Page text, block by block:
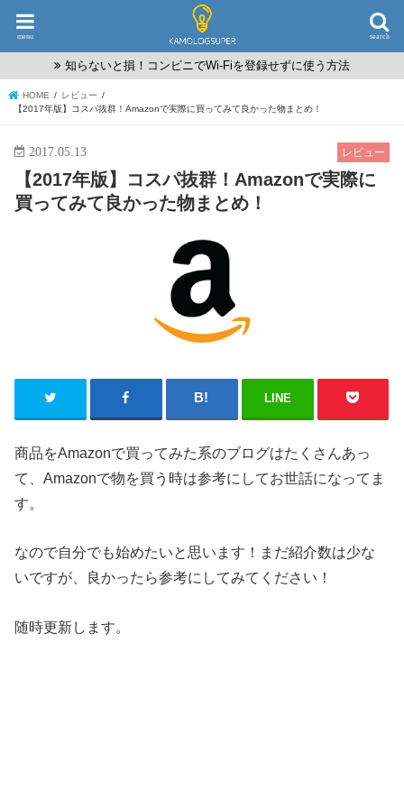
search
menu
知らないと損！コンビニでWi-Fiを登録せずに使う方法
HOME
レビュー
【2017年版】コスパ抜群！Amazonで実際に買ってみて良かった物まとめ！
レビュー
2017.05.13
【2017年版】コスパ抜群！Amazonで実際に
買ってみて良かった物まとめ！
LINE
商品をAmazonで買ってみた系のブログはたくさんあっ
て、Amazonで物を買う時は参考にしてお世話になってま
す。
なので自分でも始めたいと思います！まだ紹介数は少な
いですが、良かったら参考にしてみてください！
随時更新します。